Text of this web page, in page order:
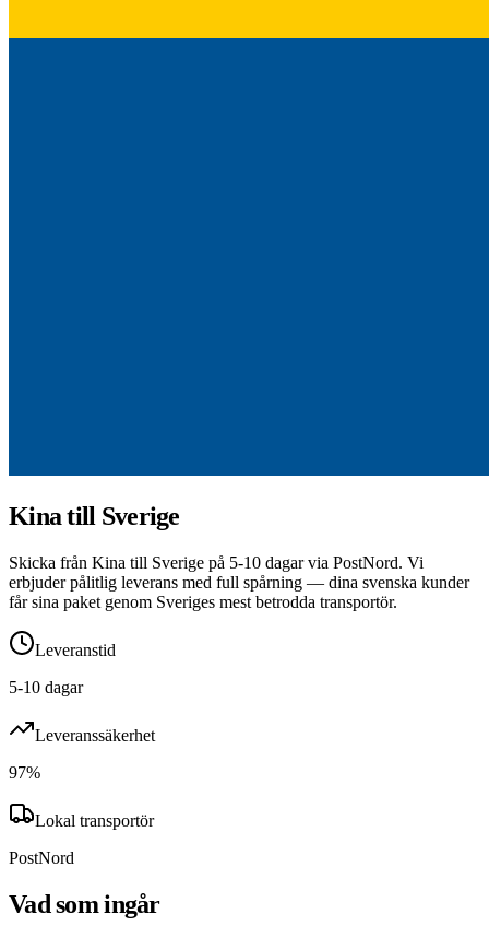
Kina till Sverige
Skicka från Kina till Sverige på 5-10 dagar via PostNord. Vi
erbjuder pålitlig leverans med full spårning — dina svenska kunder
får sina paket genom Sveriges mest betrodda transportör.
Leveranstid
5-10 dagar
Leveranssäkerhet
97%
Lokal transportör
PostNord
Vad som ingår